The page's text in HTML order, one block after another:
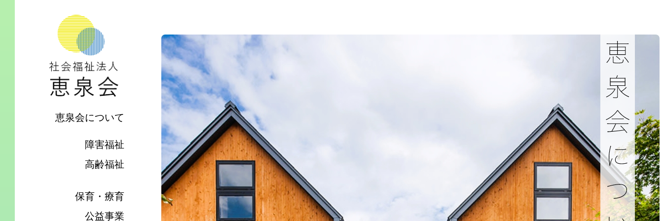
恵泉会について
障害福祉
高齢福祉
保育・療育
公益事業